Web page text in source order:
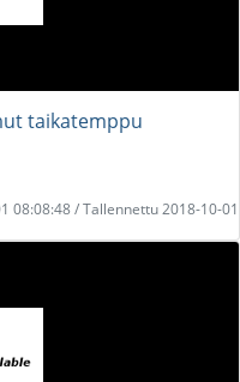
taikatemppu
08:08:48 / Tallennettu 2018-10-01